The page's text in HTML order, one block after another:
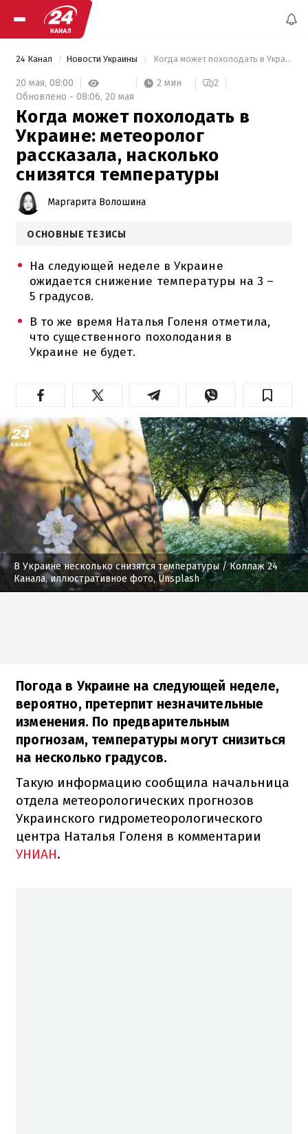
24 Канал Новости Украины Когда может похолодать в Украине: метеоролог рассказала, насколько снизятся температуры
20 мая, 08:00 2 мин
2
Обновлено - 08:06, 20 мая
Когда может похолодать в
Украине: метеоролог
рассказала, насколько
снизятся температуры
Маргарита Волошина
ОСНОВНЫЕ ТЕЗИСЫ
На следующей неделе в Украине
ожидается снижение температуры на 3 –
5 градусов.
В то же время Наталья Голеня отметила,
что существенного похолодания в
Украине не будет.
В Украине несколько снизятся температуры/ Коллаж 24
Канала, иллюстративное фото, Unsplash
Погода в Украине на следующей неделе,
вероятно, претерпит незначительные
изменения. По предварительным
прогнозам, температуры могут снизиться
на несколько градусов.
Такую информацию сообщила начальница
отдела метеорологических прогнозов
Украинского гидрометеорологического
центра Наталья Голеня в комментарии
УНИАН.